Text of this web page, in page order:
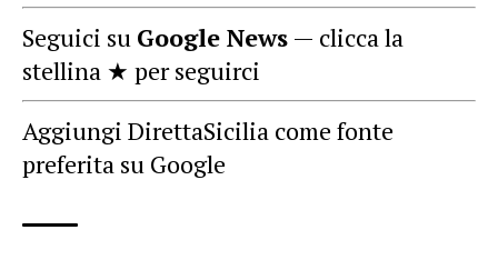
Seguici su Google News — clicca la
stellina ★ per seguirci
Aggiungi DirettaSicilia come fonte
preferita su Google